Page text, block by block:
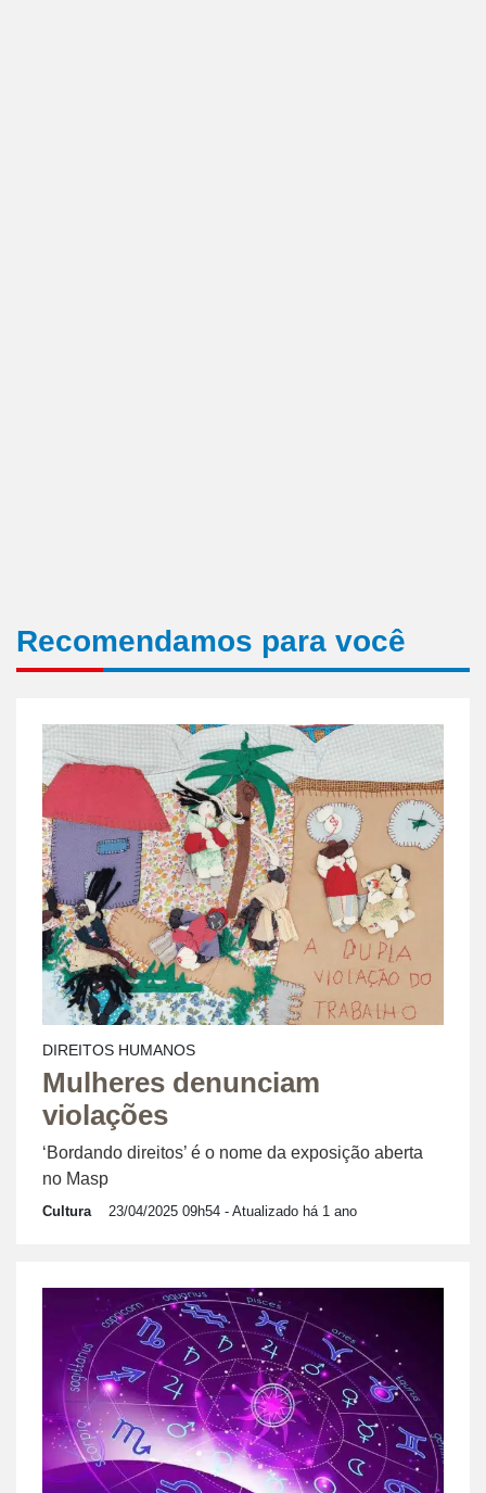
Recomendamos para você
DIREITOS HUMANOS
Mulheres denunciam
violações
‘Bordando direitos’ é o nome da exposição aberta
no Masp
Cultura 23/04/2025 09h54 - Atualizado há 1 ano